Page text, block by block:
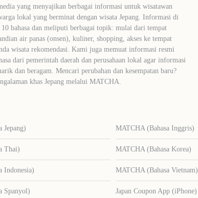
yang menyajikan berbagai informasi untuk wisatawan
lokal yang berminat dengan wisata Jepang. Informasi di
bahasa dan meliputi berbagai topik: mulai dari tempat
air panas (onsen), kuliner, shopping, akses ke tempat
wisata rekomendasi. Kami juga memuat informasi resmi
dari pemerintah daerah dan perusahaan lokal agar informasi
dan beragam. Mencari perubahan dan kesempatan baru?
khas Jepang melalui MATCHA.
Jepang) MATCHA (Bahasa Inggris)
Thai) MATCHA (Bahasa Korea)
Indonesia) MATCHA (Bahasa Vietnam)
Spanyol) Japan Coupon App (iPhone)